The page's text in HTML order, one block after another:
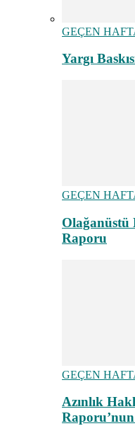
GEÇEN
Yargı
GEÇEN
Olağanüstü
Raporu
GEÇEN
Azınlık